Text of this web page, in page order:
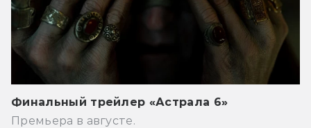
Финальный трейлер «Астрала 6»
Премьера в августе.